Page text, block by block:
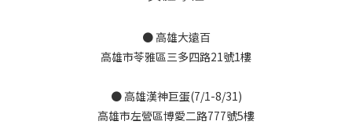
● 高雄大遠百
高雄市苓雅區三多四路21號1樓
● 高雄漢神巨蛋(7/1-8/31)
高雄市左營區博愛二路777號5樓